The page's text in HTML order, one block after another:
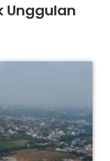
Unggulan